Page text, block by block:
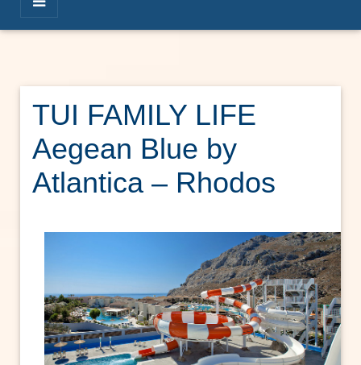
TUI FAMILY LIFE
Aegean Blue by
Atlantica – Rhodos